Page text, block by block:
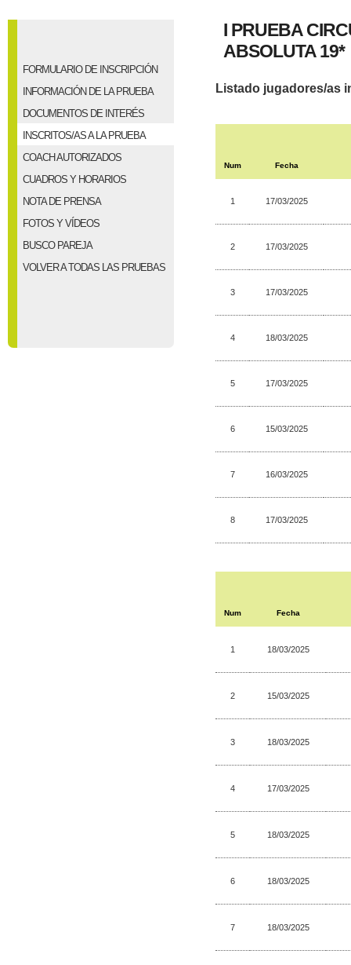
FORMULARIO DE INSCRIPCIÓN
INFORMACIÓN DE LA PRUEBA
DOCUMENTOS DE INTERÉS
INSCRITOS/AS A LA PRUEBA
COACH AUTORIZADOS
CUADROS Y HORARIOS
NOTA DE PRENSA
FOTOS Y VÍDEOS
BUSCO PAREJA
VOLVER A TODAS LAS PRUEBAS
I PRUEBA
ABSOLUTA 19*
Listado jugadores/as
Num Fecha
1 17/03/2025
2 17/03/2025
3 17/03/2025
4 18/03/2025
5 17/03/2025
6 15/03/2025
7 16/03/2025
8 17/03/2025
Num Fecha
1 18/03/2025
2 15/03/2025
3 18/03/2025
4 17/03/2025
5 18/03/2025
6 18/03/2025
7 18/03/2025